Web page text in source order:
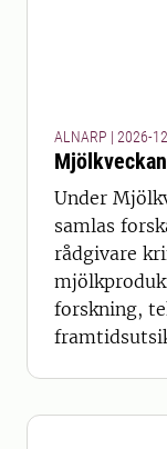
ALNARP | 2026-
Under
samlas
rådgivare
forskning,